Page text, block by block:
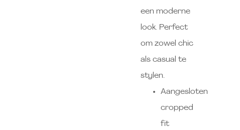
een moderne
look. Perfect
om zowel chic
als casual te
stylen.
Aangesloten
cropped
fit